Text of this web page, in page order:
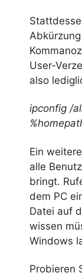
User-
also
ipconfig /
Ein
alle
bringt.
dem PC
Datei auf
wissen
Windows
Probieren